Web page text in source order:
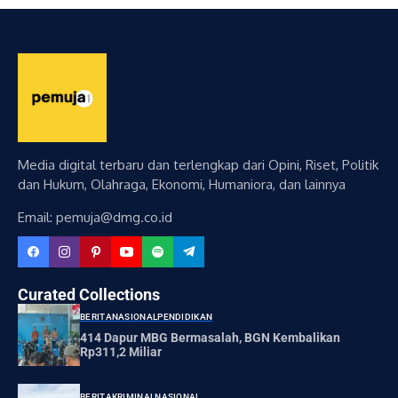
Media digital terbaru dan terlengkap dari Opini, Riset, Politik
dan Hukum, Olahraga, Ekonomi, Humaniora, dan lainnya
Email: pemuja@dmg.co.id
Curated Collections
BERITANASIONALPENDIDIKAN
414 Dapur MBG Bermasalah, BGN Kembalikan
Rp311,2 Miliar